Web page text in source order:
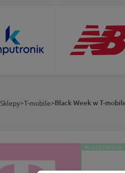
Sklepy>T-mobile>Black Week w T-
BLACK FRIDAY